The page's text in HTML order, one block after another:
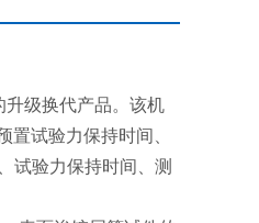
升级换代产品。该机
试验力保持时间、
试验力保持时间、测